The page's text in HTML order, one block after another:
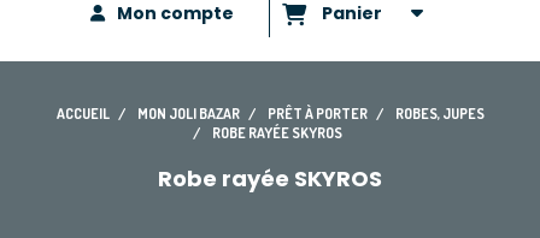
Mon compte Panier
ACCUEIL MON JOLI BAZAR PRÊT À PORTER
ROBES, JUPES
ROBE RAYÉE SKYROS
Robe rayée SKYROS